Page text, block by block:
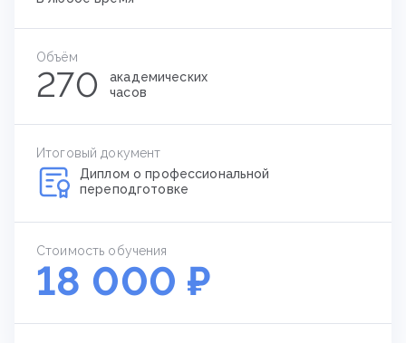
Объём
270
академических
часов
Итоговый документ
Диплом о профессиональной
переподготовке
Стоимость обучения
18 000 ₽